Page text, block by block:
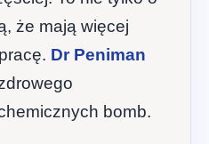
że mają więcej
Dr Peniman
bomb.